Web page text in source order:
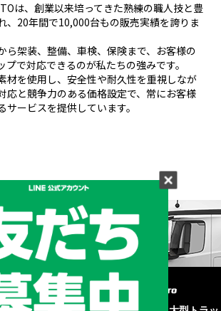
は、創業以来培ってきた熟練の職人技と豊
20年間で10,000台もの販売実績を誇りま
ら架装、整備、車検、保険まで、お客様の
プで対応できるのが私たちの強みです。
材を使用し、安全性や耐久性を重視しなが
応と競争力のある価格設定で、常にお客様
サービスを提供しています。
カーと形状から探す
BRAND & TYPE